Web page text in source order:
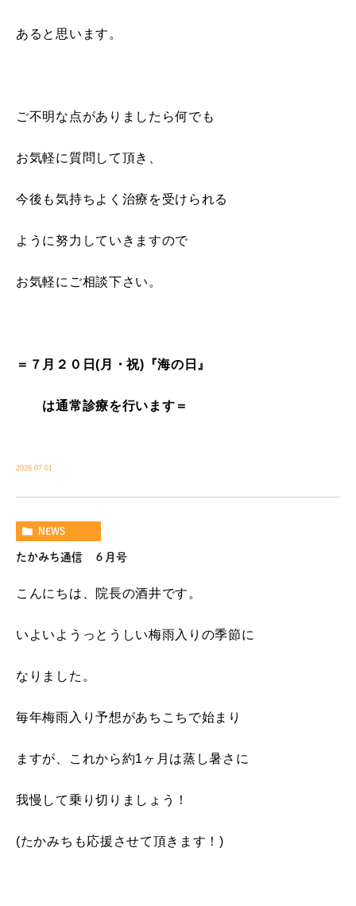
あると思います。
ご不明な点がありましたら何でも
お気軽に質問して頂き、
今後も気持ちよく治療を受けられる
ように努力していきますので
お気軽にご相談下さい。
＝７月２０日(月・祝)『海の日』
は通常診療を行います＝
2026.07.01
NEWS
たかみち通信 ６月号
こんにちは、院長の酒井です。
いよいようっとうしい梅雨入りの季節に
なりました。
毎年梅雨入り予想があちこちで始まり
ますが、これから約1ヶ月は蒸し暑さに
我慢して乗り切りましょう！
(たかみちも応援させて頂きます！)